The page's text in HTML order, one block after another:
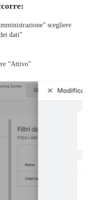
scegliere
dati”
“Attivo”